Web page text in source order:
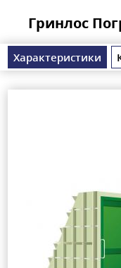
Гринлос
Характеристики